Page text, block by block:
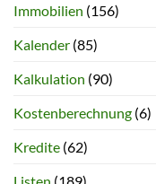
Immobilien (156)
Kalender (85)
Kalkulation (90)
Kostenberechnung (6)
Kredite (62)